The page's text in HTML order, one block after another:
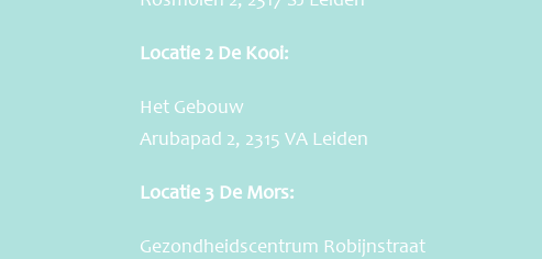
Locatie 2 De Kooi:
Het Gebouw
Arubapad 2, 2315 VA Leiden
Locatie 3 De Mors:
Gezondheidscentrum Robijnstraat